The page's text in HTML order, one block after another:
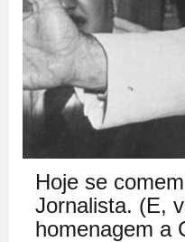
Hoje se
Jornalista. (E,
homenagem a